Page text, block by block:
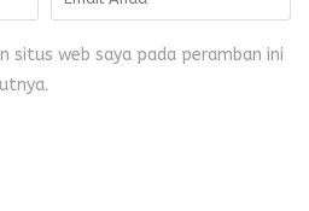
situs web saya pada peramban ini